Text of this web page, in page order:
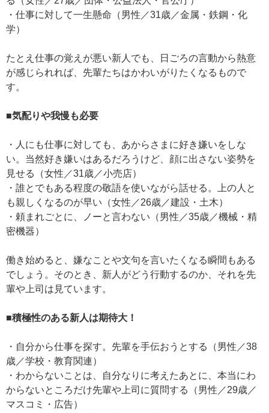
・仕事に対して一生懸命（男性／31歳／金属・鉄鋼・化
学）
たとえ仕事の覚えが悪い新人でも、日ごろの言動から熱意
が感じられれば、先輩たちはかわいがりたくなるもので
す。
■気配りや我慢も必要
・人にも仕事に対しても、あからさまに好き嫌いをしな
い。当然好き嫌いはあるだろうけど、顔に出さない姿勢を
見せる（女性／31歳／小売店）
・誰とでもある程度の敬語を使いながら話せる。上の人と
も親しくなるのが早い（女性／26歳／建設・土木）
・頼まれごとに、ノーと言わない（男性／35歳／機械・精
密機器）
働き始めると、嫌なことや文句を言いたくなる瞬間もある
でしょう。そのとき、新人がどう行動するのか、それを先
輩や上司は見ています。
■積極性のある新人は期待大！
・自分から仕事を探す。先輩を手伝おうとする（男性／38
歳／学校・教育関連）
・わからないことは、自分なりに考えたあとに、本当にわ
からないところだけ先輩や上司に質問する（男性／29歳／
マスコミ・広告）